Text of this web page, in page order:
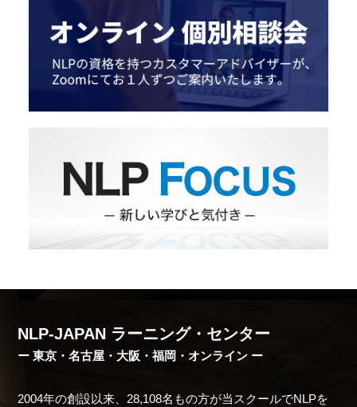
NLP-JAPAN ラーニング・センター
ー 東京・名古屋・大阪・福岡・オンライン ー
2004年の創設以来、28,108名もの方が当スクールでNLPを